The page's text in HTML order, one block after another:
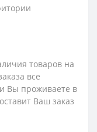
товаров на
все
Вы проживаете в
Ваш заказ